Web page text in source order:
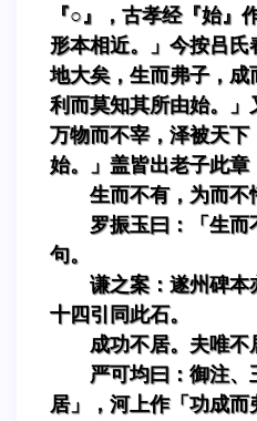
『○』，古孝经『始』
形本相近。」今按吕
地大矣，生而弗子，
利而莫知其所由始。
万物而不宰，泽被天下
始。」盖皆出老子此章
生而不有，为而不
罗振玉曰：「生
句。
谦之案：遂州碑本
十四引同此石。
成功不居。夫唯不
严可均曰：御注、
居」，河上作「功成而